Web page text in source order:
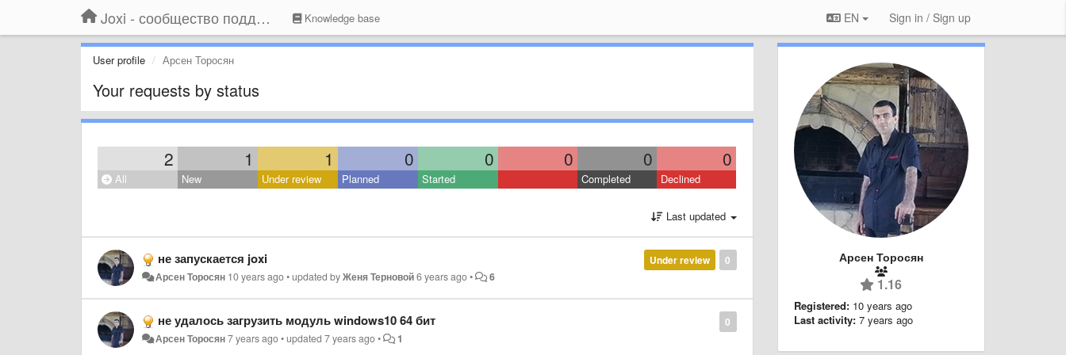
Joxi - сообщество поддержки Knowledge base EN Sign in / Sign up
User profile Арсен Торосян
Your requests by status
2 1 1 0 0 0 0 0
All New Under review Planned Started Completed Declined
Last updated
0
Under review
не запускается joxi
Арсен Торосян 10 years ago•updated byЖеня Терновой6 years ago• 6
0
не удалось загрузить модуль windows10 64 бит
Арсен Торосян7 years ago•updated7 years ago• 1
Арсен Торосян
1.16
Registered: 10 years ago
Last activity: 7 years ago